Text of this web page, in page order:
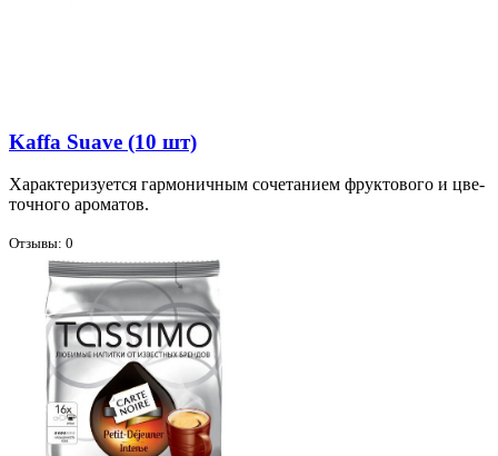
Kaffa Suave (10 шт)
Ха­рак­те­ри­зу­ет­ся гар­мо­нич­ным со­че­та­ни­ем фрук­то­во­го и цве­
точ­но­го аро­ма­тов.
Отзывы: 0